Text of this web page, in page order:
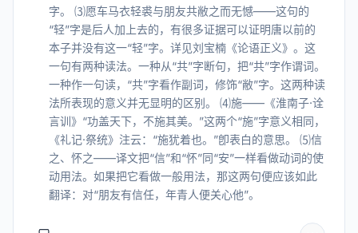
字。 ⑶愿车马衣轻裘与朋友共敝之而无憾——这句的
“轻”字是后人加上去的，有很多证据可以证明唐以前的
本子并没有这一“轻”字。详见刘宝楠《论语正义》。这
一句有两种读法。一种从“共”字断句，把“共”字作谓词。
一种作一句读，“共”字看作副词，修饰“敝”字。这两种读
法所表现的意义并无显明的区别。 ⑷施——《淮南子·诠
言训》“功盖天下，不施其美。”这两个“施”字意义相同，
《礼记·祭统》注云：“施犹着也。”卽表白的意思。 ⑸信
之、怀之——译文把“信”和“怀”同“安”一样看做动词的使
动用法。如果把它看做一般用法，那这两句便应该如此
翻译：对“朋友有信任，年青人便关心他”。